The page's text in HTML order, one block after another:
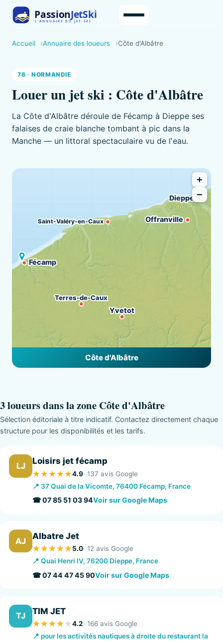
Accueil Annuaire des loueurs Côte d'Albâtre
76 · NORMANDIE
Louer un jet ski : Côte d'Albâtre
La Côte d'Albâtre déroule de Fécamp à Dieppe ses
falaises de craie blanche tombant à pic dans la
Manche — un littoral spectaculaire vu de l'eau.
+
−
Dieppe
Offranville
Saint-Valéry-en-Caux
Fécamp
Terres-de-Caux
Yvetot
Côte d'Albâtre
3 loueurs dans la zone Côte d'Albâtre
Sélection éditoriale à titre indicatif. Contactez directement chaque
structure pour les disponibilités et les tarifs.
LJ Loisirs jet fécamp
4.9· 137 avis Google
📍 37 Quai de la Vicomte, 76400 Fécamp, France
☎ 07 85 51 03 94Voir sur Google Maps
AJ Albatre Jet
5.0· 12 avis Google
📍 Quai Henri IV, 76200 Dieppe, France
☎ 07 44 47 45 90Voir sur Google Maps
TJ TIM JET
4.2· 166 avis Google
📍 pour les activités nautiques à droite du restaurant la